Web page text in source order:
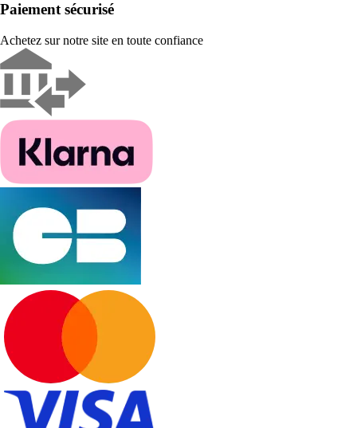
Paiement sécurisé
Achetez sur notre site en toute confiance